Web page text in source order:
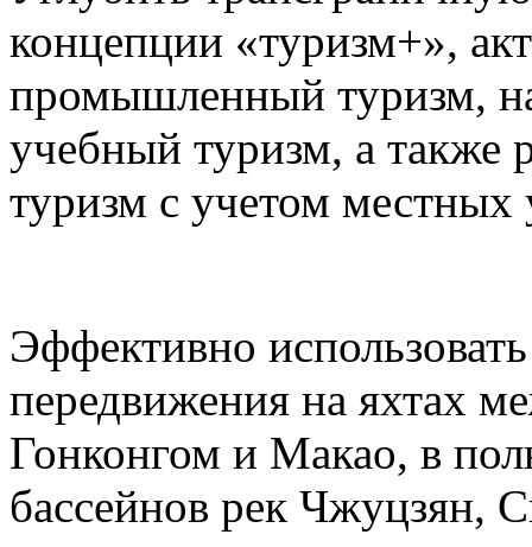
концепции «туризм+»,
промышленный туризм,
учебный туризм, а также
туризм с учетом местных
Эффективно
передвижения на яхтах
Гонконгом и Макао, в
бассейнов рек Чжуцзян,